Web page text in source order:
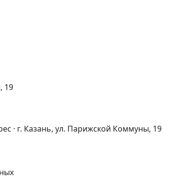
19
· г. Казань, ул. Парижской Коммуны, 19